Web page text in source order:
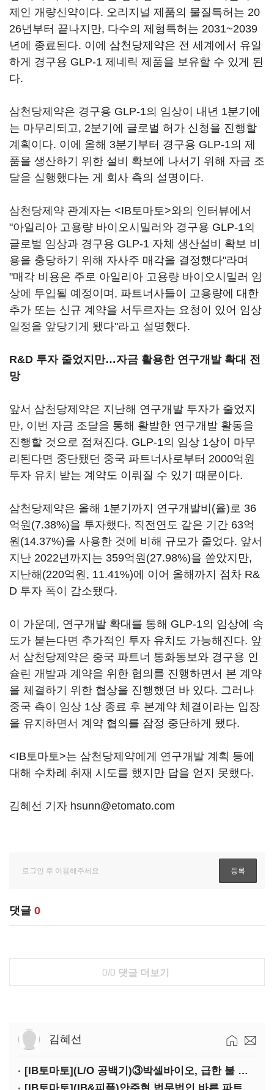
제인 개량신약이다. 오리지널 제품의 물질특허는 20
26년부터 끝나지만, 다수의 제형특허는 2031~2039
년에 종료된다. 이에 삼천당제약은 전 세계에서 유일
하게 경구용 GLP-1 제네릭 제품을 보유할 수 있게 된
다.
삼천당제약은 경구용 GLP-1의 임상이 내년 1분기에
는 마무리되고, 2분기에 글로벌 허가 신청을 진행할
계획이다. 이에 올해 3분기부터 경구용 GLP-1의 제
품을 생산하기 위한 설비 확보에 나서기 위해 자금 조
달을 실행했다는 게 회사 측의 설명이다.
삼천당제약 관계자는 <IB토마토>와의 인터뷰에서
"아일리아 고용량 바이오시밀러와 경구용 GLP-1의
글로벌 임상과 경구용 GLP-1 자체 생산설비 확보 비
용을 충당하기 위해 자사주 매각을 결정했다"라며
"매각 비용은 주로 아일리아 고용량 바이오시밀러 임
상에 투입될 예정이며, 파트너사들이 고용량에 대한
추가 또는 신규 계약을 서두르자는 요청이 있어 임상
일정을 앞당기게 됐다"라고 설명했다.
R&D 투자 줄었지만…자금 활용한 연구개발 확대 전
망
앞서 삼천당제약은 지난해 연구개발 투자가 줄었지
만, 이번 자금 조달을 통해 활발한 연구개발 활동을
진행할 것으로 점쳐진다. GLP-1의 임상 1상이 마무
리된다면 중단됐던 중국 파트너사로부터 2000억원
투자 유치 받는 계약도 이뤄질 수 있기 때문이다.
삼천당제약은 올해 1분기까지 연구개발비(율)로 36
억원(7.38%)을 투자했다. 직전연도 같은 기간 63억
원(14.37%)을 사용한 것에 비해 규모가 줄었다. 앞서
지난 2022년까지는 359억원(27.98%)을 쏟았지만,
지난해(220억원, 11.41%)에 이어 올해까지 점차 R&
D 투자 폭이 감소됐다.
이 가운데, 연구개발 확대를 통해 GLP-1의 임상에 속
도가 붙는다면 추가적인 투자 유치도 가능해진다. 앞
서 삼천당제약은 중국 파트너 통화동보와 경구용 인
슐린 개발과 계약을 위한 협의를 진행하면서 본 계약
을 체결하기 위한 협상을 진행했던 바 있다. 그러나
중국 측이 임상 1상 종료 후 본계약 체결이라는 입장
을 유지하면서 계약 협의를 잠정 중단하게 됐다.
<IB토마토>는 삼천당제약에게 연구개발 계획 등에
대해 수차례 취재 시도를 했지만 답을 얻지 못했다.
김혜선 기자 hsunn@etomato.com
댓글 0
0/0 댓글 더보기
김혜선
[IB토마토](L/O 공백기)③박셀바이오, 급한 불 껐지만…본업 성과 '감감무소식'